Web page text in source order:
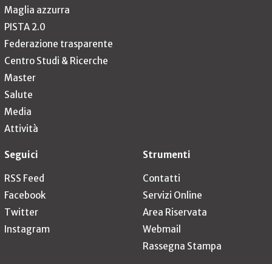
Maglia azzurra
PISTA 2.0
Federazione trasparente
Centro Studi & Ricerche
Master
Salute
Media
Attività
Seguici
RSS Feed
Facebook
Twitter
Instagram
Strumenti
Contatti
Servizi Online
Area Riservata
Webmail
Rassegna Stampa